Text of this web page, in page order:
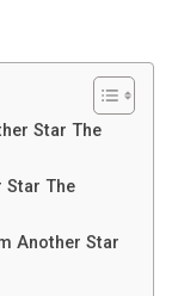
Star The
Star The
Another Star